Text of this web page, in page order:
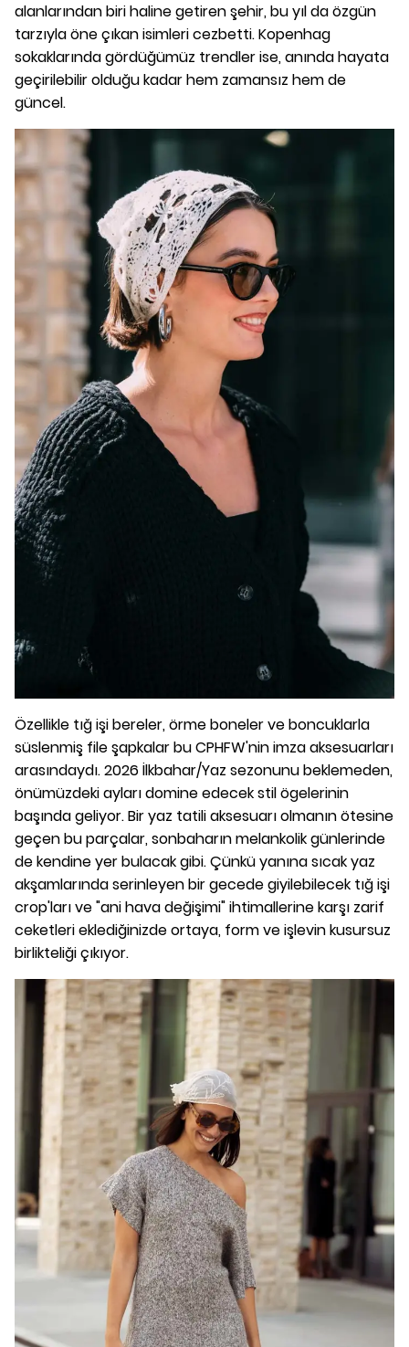
alanlarından biri haline getiren şehir, bu yıl da özgün
tarzıyla öne çıkan isimleri cezbetti. Kopenhag
sokaklarında gördüğümüz trendler ise, anında hayata
geçirilebilir olduğu kadar hem zamansız hem de
güncel.
Özellikle tığ işi bereler, örme boneler ve boncuklarla
süslenmiş file şapkalar bu CPHFW'nin imza aksesuarları
arasındaydı. 2026 İlkbahar/Yaz sezonunu beklemeden,
önümüzdeki ayları domine edecek stil ögelerinin
başında geliyor. Bir yaz tatili aksesuarı olmanın ötesine
geçen bu parçalar, sonbaharın melankolik günlerinde
de kendine yer bulacak gibi. Çünkü yanına sıcak yaz
akşamlarında serinleyen bir gecede giyilebilecek tığ işi
crop'ları ve "ani hava değişimi" ihtimallerine karşı zarif
ceketleri eklediğinizde ortaya, form ve işlevin kusursuz
birlikteliği çıkıyor.